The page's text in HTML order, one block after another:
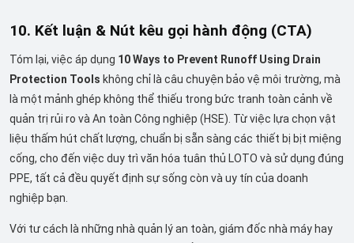
10. Kết luận & Nút kêu gọi hành động (CTA)
Tóm lại, việc áp dụng 10 Ways to Prevent Runoff Using Drain
Protection Tools không chỉ là câu chuyện bảo vệ môi trường, mà
là một mảnh ghép không thể thiếu trong bức tranh toàn cảnh về
quản trị rủi ro và An toàn Công nghiệp (HSE). Từ việc lựa chọn vật
liệu thấm hút chất lượng, chuẩn bị sẵn sàng các thiết bị bịt miệng
cống, cho đến việc duy trì văn hóa tuân thủ LOTO và sử dụng đúng
PPE, tất cả đều quyết định sự sống còn và uy tín của doanh
nghiệp bạn.
Với tư cách là những nhà quản lý an toàn, giám đốc nhà máy hay